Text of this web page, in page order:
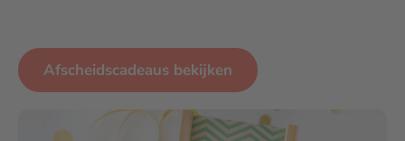
Afscheidscadeaus bekijken